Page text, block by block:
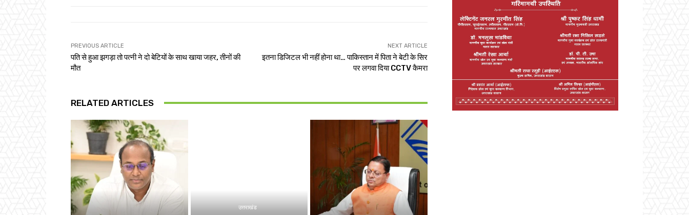
PREVIOUS ARTICLE
पति से हुआ झगड़ा तो पत्नी ने दो बेटियों के साथ खाया जहर, तीनों की
मौत
NEXT ARTICLE
इतना डिजिटल भी नहीं होना था… पाकिस्तान में पिता ने बेटी के सिर
पर लगवा दिया CCTV कैमरा
RELATED ARTICLES
उत्तराखंड